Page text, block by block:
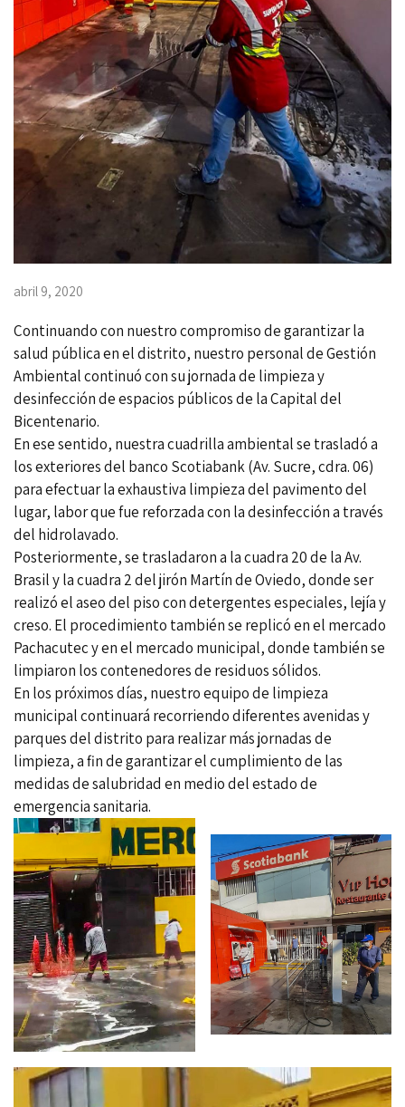
abril 9, 2020
Continuando con nuestro compromiso de garantizar la
salud pública en el distrito, nuestro personal de Gestión
Ambiental continuó con su jornada de limpieza y
desinfección de espacios públicos de la Capital del
Bicentenario.
En ese sentido, nuestra cuadrilla ambiental se trasladó a
los exteriores del banco Scotiabank (Av. Sucre, cdra. 06)
para efectuar la exhaustiva limpieza del pavimento del
lugar, labor que fue reforzada con la desinfección a través
del hidrolavado.
Posteriormente, se trasladaron a la cuadra 20 de la Av.
Brasil y la cuadra 2 del jirón Martín de Oviedo, donde ser
realizó el aseo del piso con detergentes especiales, lejía y
creso. El procedimiento también se replicó en el mercado
Pachacutec y en el mercado municipal, donde también se
limpiaron los contenedores de residuos sólidos.
En los próximos días, nuestro equipo de limpieza
municipal continuará recorriendo diferentes avenidas y
parques del distrito para realizar más jornadas de
limpieza, a fin de garantizar el cumplimiento de las
medidas de salubridad en medio del estado de
emergencia sanitaria.